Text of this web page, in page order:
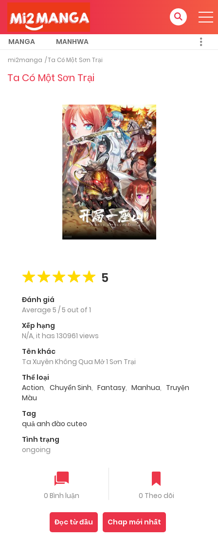
MANGA MANHWA
mi2manga Ta Có Một Sơn Trại
Ta Có Một Sơn Trại
5
Đánh giá
Average 5 /5 out of 1
Xếp hạng
N/A, it has 130961 views
Tên khác
Ta Xuyên Không Qua Mở 1 Sơn Trại
Thể loại
Action, Chuyển Sinh, Fantasy, Manhua, Truyện
Màu
Tag
quả anh đào cuteo
Tình trạng
ongoing
0 Bình luận 0 Theo dõi
Đọc từ đầu Chap mới nhất